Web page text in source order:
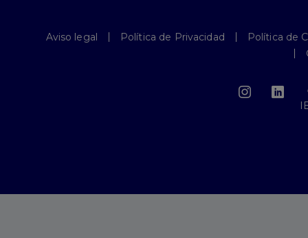
Aviso legal Política de Privacidad
Política de